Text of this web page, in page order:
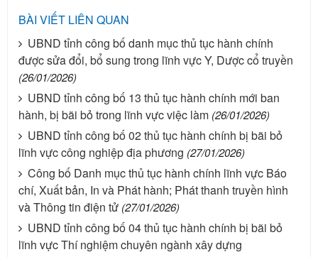
BÀI VIẾT LIÊN QUAN
UBND tỉnh công bố danh mục thủ tục hành chính
được sửa đổi, bổ sung trong lĩnh vực Y, Dược cổ truyền
(26/01/2026)
UBND tỉnh công bố 13 thủ tục hành chính mới ban
hành, bị bãi bỏ trong lĩnh vực việc làm (26/01/2026)
UBND tỉnh công bố 02 thủ tục hành chính bị bãi bỏ
lĩnh vực công nghiệp địa phương (27/01/2026)
Công bố Danh mục thủ tục hành chính lĩnh vực Báo
chí, Xuất bản, In và Phát hành; Phát thanh truyền hình
và Thông tin điện tử (27/01/2026)
UBND tỉnh công bố 04 thủ tục hành chính bị bãi bỏ
lĩnh vực Thí nghiệm chuyên ngành xây dựng